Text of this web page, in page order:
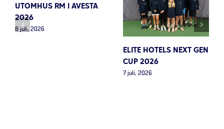
UTOMHUS RM I AVESTA
2026
8 juli, 2026
ELITE HOTELS NEXT GEN
CUP 2026
7 juli, 2026